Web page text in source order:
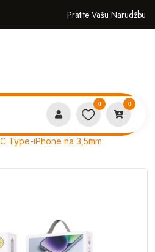
Pratite Vašu Narudžbu
0 0
Type-iPhone na 3,5mm